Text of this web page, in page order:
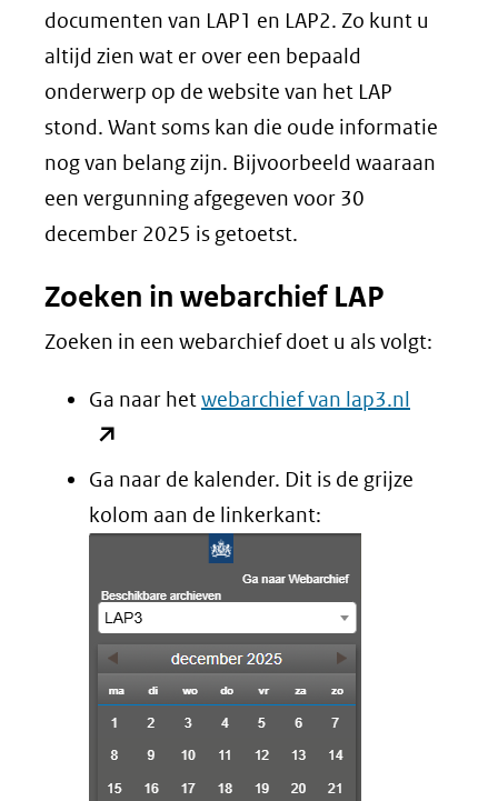
nieuw
venster)
(verwijst
naar
een
andere
documenten van LAP1 en LAP2. Zo kunt u
altijd zien wat er over een bepaald
onderwerp op de website van het LAP
stond. Want soms kan die oude informatie
nog van belang zijn. Bijvoorbeeld waaraan
een vergunning afgegeven voor 30
december 2025 is getoetst.
Zoeken in webarchief LAP
Zoeken in een webarchief doet u als volgt:
Ga naar hetwebarchief van lap3.nl
nieuw
Ga naar de kalender. Dit is de grijze
kolom aan de linkerkant: